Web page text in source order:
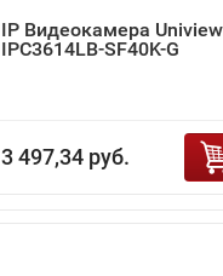
IP Видеокамера Uniview
IPC3614LB-SF40K-G
3 497,34 руб.